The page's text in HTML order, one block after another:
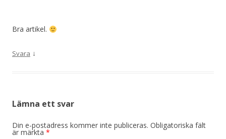
Bra artikel.
Svara ↓
Lämna ett svar
Din e-postadress kommer inte publiceras. Obligatoriska fält
är märkta *